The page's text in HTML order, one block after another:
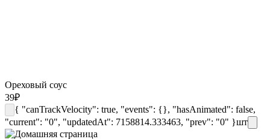
Ореховый соус
39₽
{ "canTrackVelocity": true, "events": {}, "hasAnimated": false,
"current": "0", "updatedAt": 7158814.333463, "prev": "0" }шт